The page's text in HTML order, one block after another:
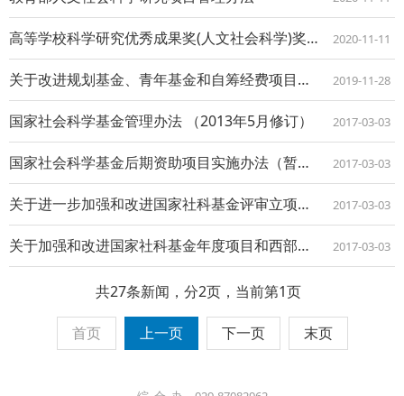
高等学校科学研究优秀成果奖(人文社会科学)奖励办法 2020-11-11
​关于改进规划基金、青年基金和自筹经费项目结项流程的通知 2019-11-28
国家社会科学基金管理办法 （2013年5月修订） 2017-03-03
国家社会科学基金后期资助项目实施办法（暂行） 2017-03-03
关于进一步加强和改进国家社科基金评审立项工作的暂行办法 2017-03-03
关于加强和改进国家社科基金年度项目和西部项目中后期管理工作的通知 2017-03-03
共27条新闻，分2页，当前第1页
首页 上一页 下一页 末页